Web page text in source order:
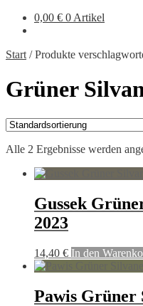
0,00 € 0 Artikel
Start /Produkte
Grüner
Alle 2 Ergebnisse werden
Gussek
2023
14,40 € In den
Pawis Grüner